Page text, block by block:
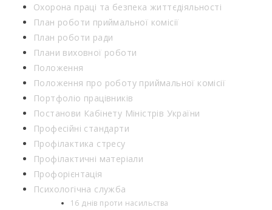
Охорона праці та безпека життєдіяльності
План роботи приймальної комісії
План роботи ради
Плани виховної роботи
Положення
Положення про роботу приймальної комісії
Портфоліо працівників
Постанови Кабінету Міністрів України
Професійні стандарти
Профілактика стресу
Профілактичні матеріали
Профорієнтація
Психологічна служба
16 днів проти насильства